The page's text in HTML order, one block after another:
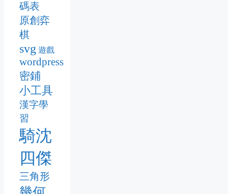
碼表
原創弈
棋
svg 遊戲
wordpress
密鋪
小工具
漢字學
習
騎沈
四傑
三角形